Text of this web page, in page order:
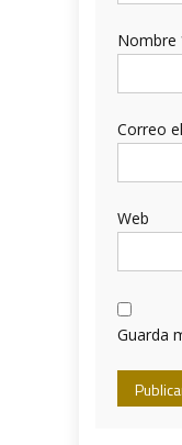
Nombre
Correo
Web
Guarda